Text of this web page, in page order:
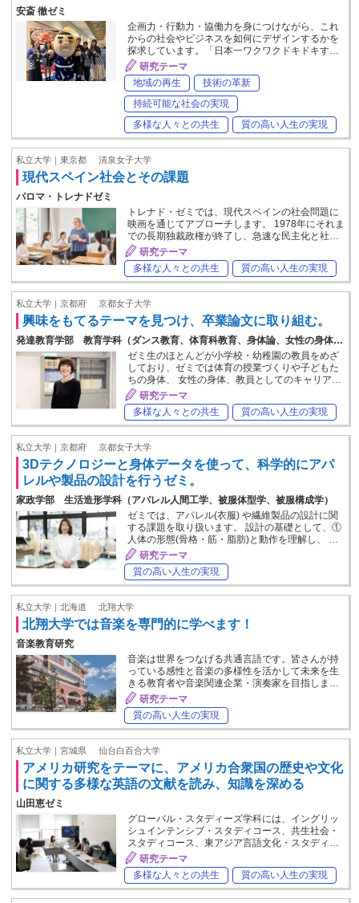
安斎 徹ゼミ
企画力・行動力・協働力を身につけながら、これ
からの社会やビジネスを如何にデザインするかを
探求しています。「日本一ワクワクドキドキす…
研究テーマ
地域の再生
技術の革新
持続可能な社会の実現
多様な人々との共生
質の高い人生の実現
私立大学｜東京都 清泉女子大学
現代スペイン社会とその課題
パロマ・トレナドゼミ
トレナド・ゼミでは、現代スペインの社会問題に
映画を通じてアプローチします。 1978年にそれま
での長期独裁政権が終了し、急速な民主化と社…
研究テーマ
多様な人々との共生
質の高い人生の実現
私立大学｜京都府 京都女子大学
興味をもてるテーマを見つけ、卒業論文に取り組む。
発達教育学部 教育学科（ダンス教育、体育科教育、身体論、女性の身体…
ゼミ生のほとんどが小学校・幼稚園の教員をめざ
しており、ゼミでは体育の授業づくりや子どもた
ちの身体、 女性の身体、教員としてのキャリア…
研究テーマ
多様な人々との共生
質の高い人生の実現
私立大学｜京都府 京都女子大学
3Dテクノロジーと身体データを使って、科学的にアパ
レルや製品の設計を行うゼミ。
家政学部 生活造形学科（アパレル人間工学、被服体型学、被服構成学）
ゼミでは、アパレル(衣服) や繊維製品の設計に関
する課題を取り扱います。 設計の基礎として、①
人体の形態(骨格・筋・脂肪)と動作を理解し、 …
研究テーマ
質の高い人生の実現
私立大学｜北海道 北翔大学
北翔大学では音楽を専門的に学べます！
音楽教育研究
音楽は世界をつなげる共通言語です。皆さんが持
っている感性と音楽の多様性を活かして未来を生
きる教育者や音楽関連企業・演奏家を目指しま…
研究テーマ
質の高い人生の実現
私立大学｜宮城県 仙台白百合大学
アメリカ研究をテーマに、アメリカ合衆国の歴史や文化
に関する多様な英語の文献を読み、知識を深める
山田恵ゼミ
グローバル・スタディーズ学科には、イングリッ
シュインテンシブ・スタディコース、共生社会・
スタディコース、東アジア言語文化・スタディ…
研究テーマ
多様な人々との共生
質の高い人生の実現